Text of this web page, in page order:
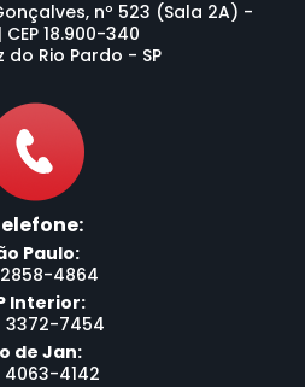
nº 523 (Sala 2A) -
18.900-340
do Rio Pardo - SP
Paulo:
2858-4864
Interior:
3372-7454
de Jan:
4063-4142